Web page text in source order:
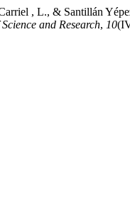
, L., & Santillán
and Research, 10